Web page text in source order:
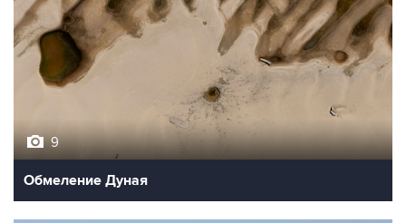
9
Обмеление Дуная